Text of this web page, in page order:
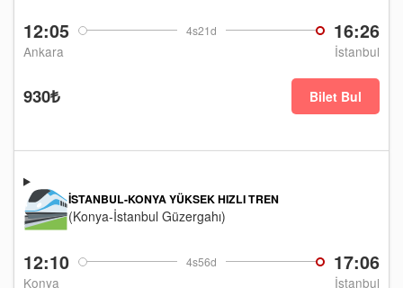
12:05 4s21d 16:26
Ankara İstanbul
930₺ Bilet Bul
12:10 4s56d 17:06
Konya İstanbul
İSTANBUL-KONYA YÜKSEK HIZLI TREN
(Konya-İstanbul Güzergahı)